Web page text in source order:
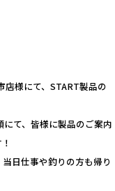
店様にて、START製品の
て、皆様に製品のご案内
日仕事や釣りの方も帰り